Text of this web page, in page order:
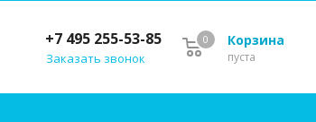
Корзина
пуста
0
+7 495 255-53-85
Заказать звонок